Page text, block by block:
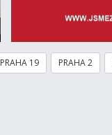
PRAHA 19 PRAHA 2